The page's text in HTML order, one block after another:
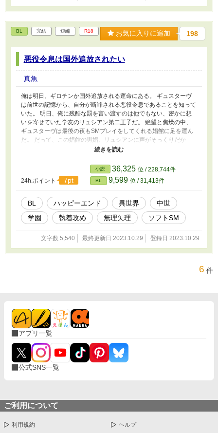
BL 完結 短編 R18 お気に入りに追加 198
悪役令息は国外追放されたい
真魚
俺は明日、ギロチンか国外追放される運命にある。 ギュスターヴ
は前世の記憶から、自分が断罪される悪役令息であることを知って
いた。 明日、俺に残酷な罰を言い渡すのは他でもない、密かに想
いを寄せていた学友のリュシアン第二王子だ。 絶望と焦燥の中、
ギュスターヴは最後の夜もSMプレイをしてくれる娼館に足を運ん
だ。 だって、この娼館の男娼、リュシアンに声がそっくりだか
ら…… 「第二王子×悪役令息」の乙女ゲーム転生ものです。 ムーン
24h.ポイント 7pt
小説 36,325 位 / 228,744件
BL 9,599 位 / 31,413件
BL ハッピーエンド 異世界
中世
学園
執着攻め 無理矢理 ソフトSM
文字数 5,540 最終更新日 2023.10.29 登録日 2023.10.29
6 件
アプリ一覧
公式SNS一覧
ご利用について
利用規約 ヘルプ